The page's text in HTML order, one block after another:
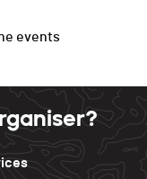
events